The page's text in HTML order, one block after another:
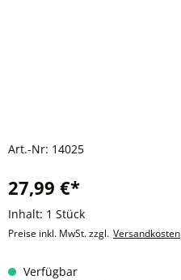
Art.-Nr: 14025
27,99 €*
Inhalt: 1 Stück
Preise inkl. MwSt. zzgl. Versandkosten
Verfügbar